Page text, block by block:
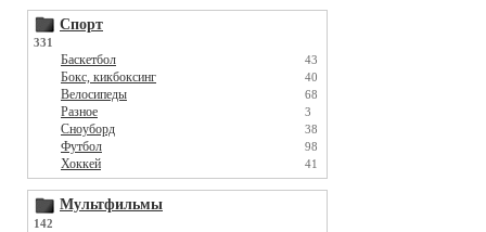
Спорт
331
Баскетбол 43
Бокс, кикбоксинг 40
Велосипеды 68
Разное 3
Сноуборд 38
Футбол 98
Хоккей 41
Мультфильмы
142